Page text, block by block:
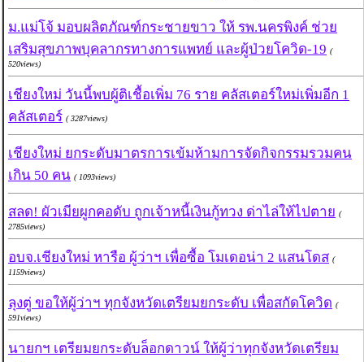
ม.แม่โจ้ มอบผลิตภัณฑ์กระชายขาว ให้ รพ.นครพิงค์ ช่วย
เสริมสุขภาพบุคลากรทางการแพทย์ และผู้ป่วยโควิด-19 (
520views)
เชียงใหม่ วันนี้พบผู้ติเชื้อเพิ่ม 76 ราย คลัสเตอร์ใหม่เพิ่มอีก 1
คลัสเตอร์ ( 3287views)
เชียงใหม่ ยกระดับมาตรการเข้มห้ามการจัดกิจกรรมรวมคน
เกิน 50 คน ( 1093views)
สลด! ผัวเมียผูกคอดับ ถูกเจ้าหนี้เงินกู้ทวง ด่าไล่ให้ไปตาย (
2785views)
อบจ.เชียงใหม่ หารือ ผู้ว่าฯ เพื่อซื้อ โมเดอน่า 2 แสนโดส (
1159views)
ลุงตู่ ขอให้ผู้ว่าฯ ทุกจังหวัดเตรียมยกระดับ เพื่อสกัดโควิด (
591views)
นายกฯ เตรียมยกระดับล็อกดาวน์ ให้ผู้ว่าทุกจังหวัดเตรียม